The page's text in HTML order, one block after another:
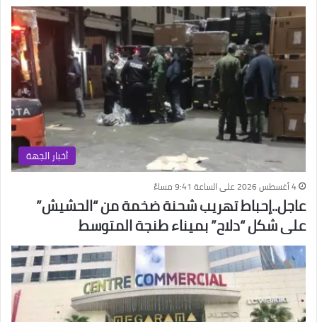
أخبار الجهة
4 أغسطس 2026 على الساعة 9:41 مساءً
عاجل..إحباط تهريب شحنة ضخمة من “الحشيش”
على شكل “دلاح” بميناء طنجة المتوسط